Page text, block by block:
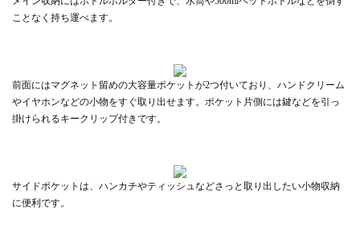
ことなく持ち運べます。
前面にはマグネット留めの大容量ポケットが2つ付いており、ハンドクリーム
やイヤホンなどの小物をすぐ取り出せます。ポケット片側には鍵などを引っ
掛けられるキークリップ付きです。
サイドポケットは、ハンカチやティッシュなどさっと取り出したい小物収納
に便利です。